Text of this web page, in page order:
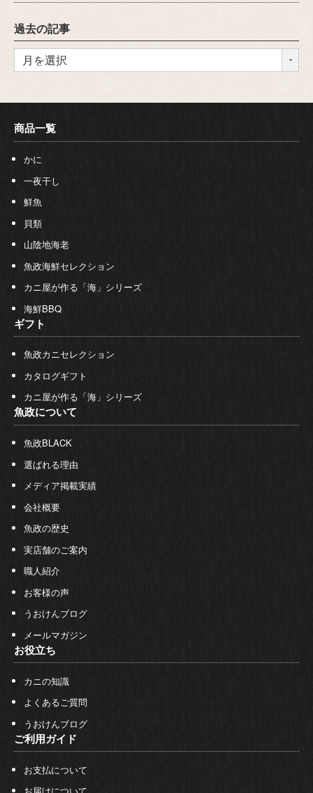
過去の記事
商品一覧
かに
一夜干し
鮮魚
貝類
山陰地海老
魚政海鮮セレクション
カニ屋が作る「海」シリーズ
海鮮BBQ
ギフト
魚政カニセレクション
カタログギフト
カニ屋が作る「海」シリーズ
魚政について
魚政BLACK
選ばれる理由
メディア掲載実績
会社概要
魚政の歴史
実店舗のご案内
職人紹介
お客様の声
うおけんブログ
メールマガジン
お役立ち
カニの知識
よくあるご質問
うおけんブログ
ご利用ガイド
お支払について